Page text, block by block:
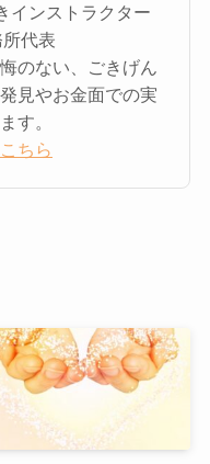
インストラクター
代表
のない、ごきげん
見やお金面での実
す。
ちら